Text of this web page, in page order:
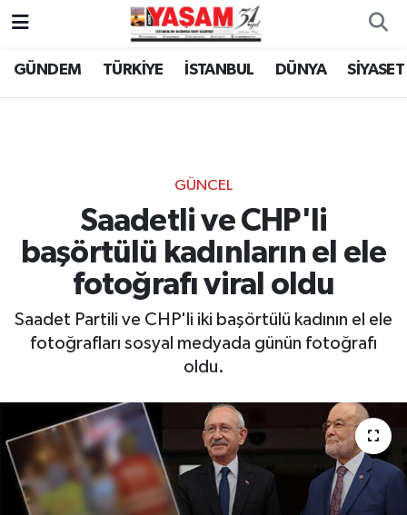
GÜNDEM TÜRKİYE İSTANBUL DÜNYA SİYASET
GÜNCEL
Saadetli ve CHP'li
başörtülü kadınların el ele
fotoğrafı viral oldu
Saadet Partili ve CHP'li iki başörtülü kadının el ele
fotoğrafları sosyal medyada günün fotoğrafı
oldu.